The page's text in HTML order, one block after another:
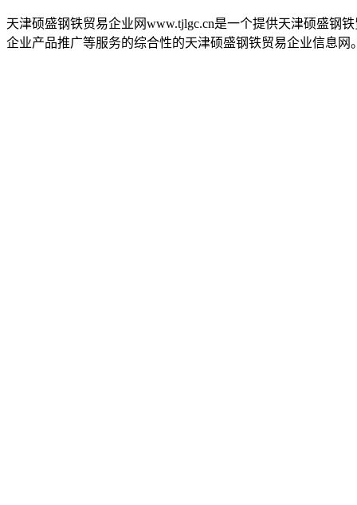
天津硕盛钢铁贸易企业网www.tjlgc.cn是一个提供天津硕盛钢
企业产品推广等服务的综合性的天津硕盛钢铁贸易企业信息网